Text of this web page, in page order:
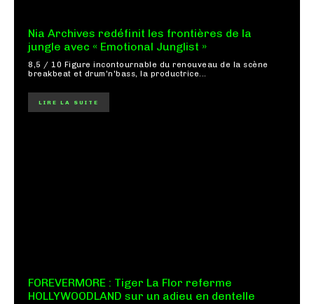
Nia Archives redéfinit les frontières de la
jungle avec « Emotional Junglist »
8,5 / 10 Figure incontournable du renouveau de la scène
breakbeat et drum'n'bass, la productrice...
LIRE LA SUITE
FOREVERMORE : Tiger La Flor referme
HOLLYWOODLAND sur un adieu en dentelle